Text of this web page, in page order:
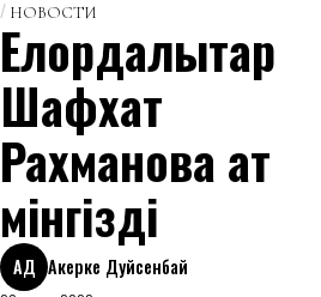
НОВОСТИ
Елордалықтар
Шафхат
Рахмановқа ат
мінгізді
АД Акерке Дуйсенбай